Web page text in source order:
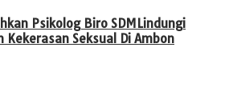
Psikolog Biro SDMLindungi
Kekerasan Seksual Di Ambon